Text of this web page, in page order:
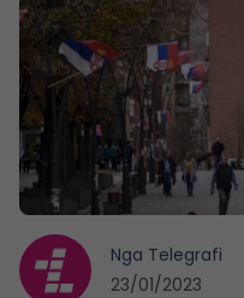
Nga Telegrafi
23/01/2023